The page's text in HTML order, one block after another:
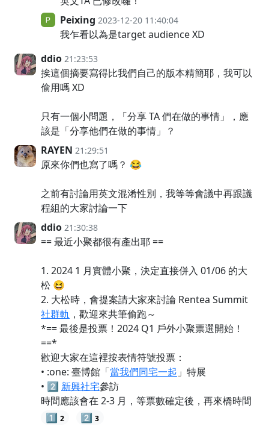
Peixing 2023-12-20 11:40:04
我乍看以為是target audience XD
ddio 21:23:53
挨這個摘要寫得比我們自己的版本精簡耶，我可以
偷用嗎 XD
只有一個小問題，「分享 TA 們在做的事情」，應
該是「分享他們在做的事情」？
RAYEN 21:29:51
原來你們也寫了嗎？ 😂
之前有討論用英文混淆性別，我等等會議中再跟議
程組的大家討論一下
ddio 21:30:38
== 最近小聚都很有產出耶 ==
1. 2024 1 月實體小聚，決定直接併入 01/06 的大
松 😆
2. 大松時，會提案請大家來討論 Rentea Summit
社群軌 ，歡迎來共筆偷跑～
*== 最後是投票！2024 Q1 戶外小聚票選開始！
==*
歡迎大家在這裡按表情符號投票：
• :one: 臺博館「當我們同宅一起 」特展
• 2️⃣ 新興社宅參訪
時間應該會在 2-3 月，等票數確定後，再來橋時間
1️⃣ 2 2️⃣ 3